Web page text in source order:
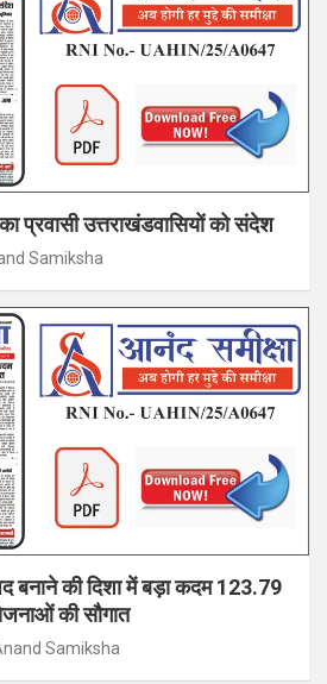
प्रवासी उत्तराखंडवासियों को संदेश
Samiksha
बनाने की दिशा में बड़ा कदम 123.79
की सौगात
Samiksha